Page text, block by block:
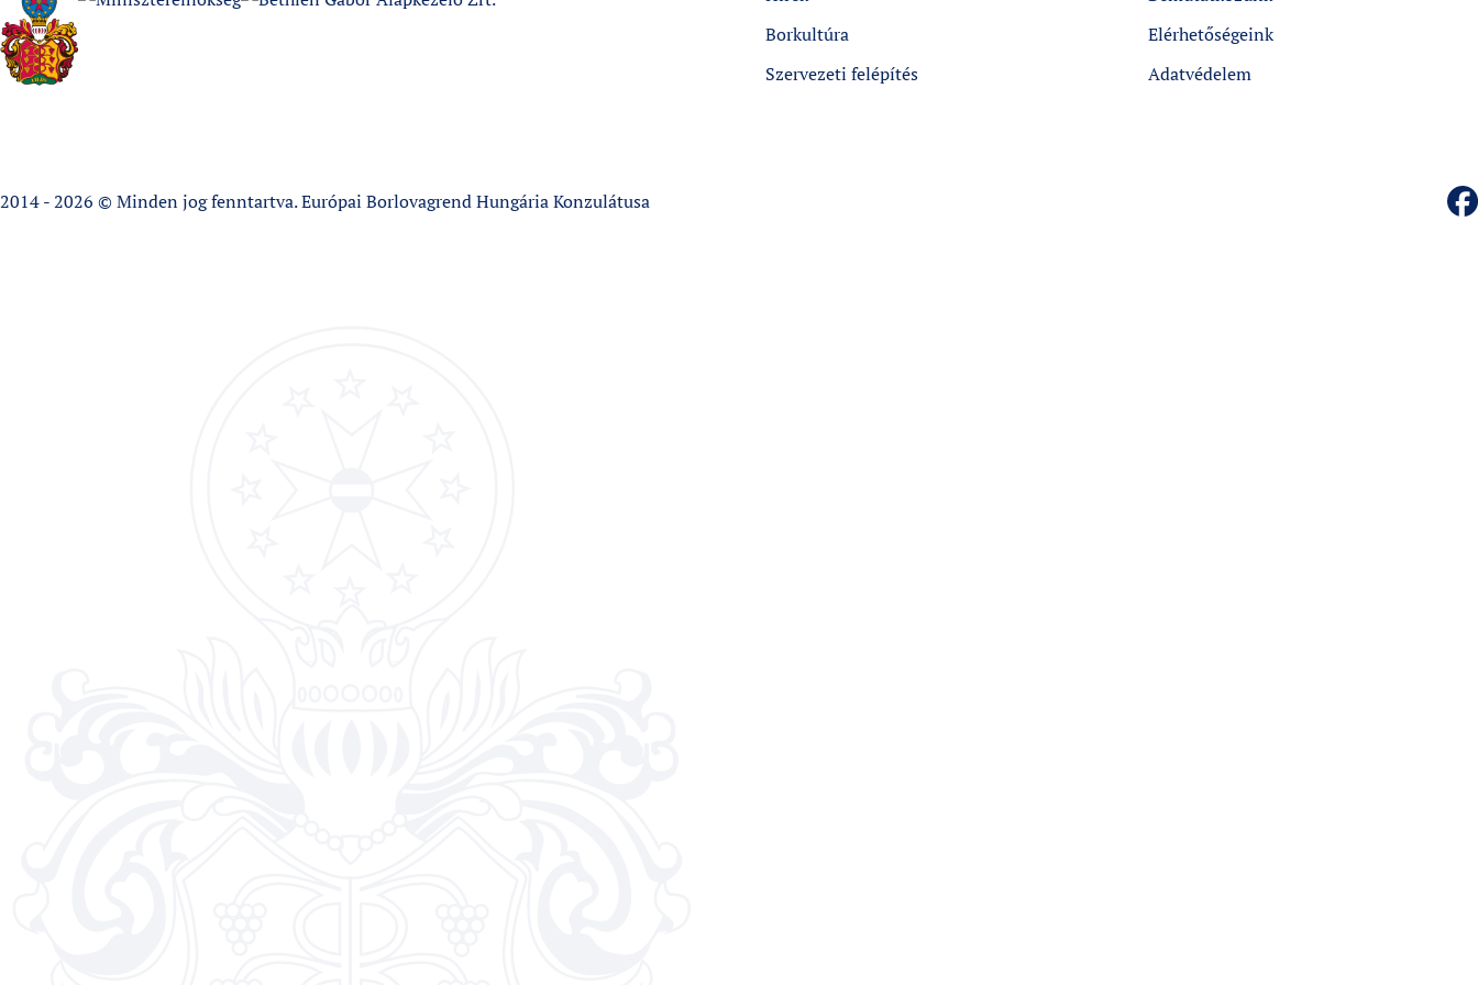
Borkultúra
Szervezeti felépítés
Elérhetőségeink
Adatvédelem
2014 - 2026 © Minden jog fenntartva. Európai Borlovagrend Hungária Konzulátusa